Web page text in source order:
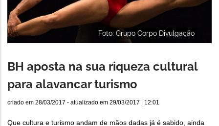
Foto: Grupo Corpo Divulgação
BH aposta na sua riqueza cultural
para alavancar turismo
criado em 28/03/2017 - atualizado em 29/03/2017 | 12:01
Que cultura e turismo andam de mãos dadas já é sabido, ainda